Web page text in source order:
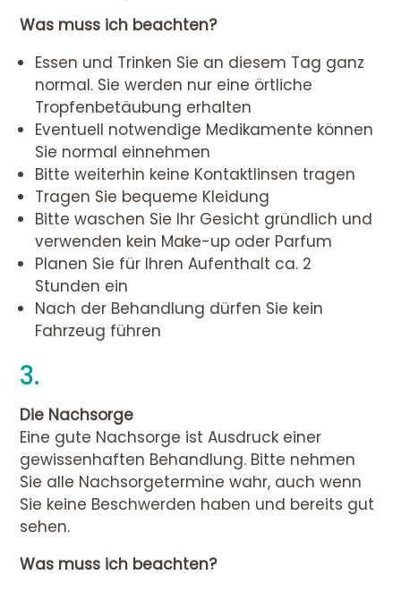
Was muss ich beachten?
Essen und Trinken Sie an diesem Tag ganz
normal. Sie werden nur eine örtliche
Tropfenbetäubung erhalten
Eventuell notwendige Medikamente können
Sie normal einnehmen
Bitte weiterhin keine Kontaktlinsen tragen
Tragen Sie bequeme Kleidung
Bitte waschen Sie Ihr Gesicht gründlich und
verwenden kein Make-up oder Parfum
Planen Sie für Ihren Aufenthalt ca. 2
Stunden ein
Nach der Behandlung dürfen Sie kein
Fahrzeug führen
3.
Die Nachsorge
Eine gute Nachsorge ist Ausdruck einer
gewissenhaften Behandlung. Bitte nehmen
Sie alle Nachsorgetermine wahr, auch wenn
Sie keine Beschwerden haben und bereits gut
sehen.
Was muss ich beachten?